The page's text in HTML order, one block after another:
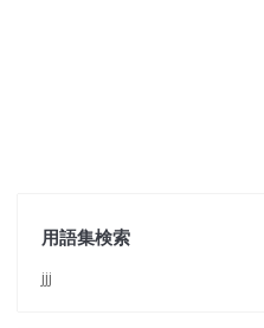
用語集検索
jjj